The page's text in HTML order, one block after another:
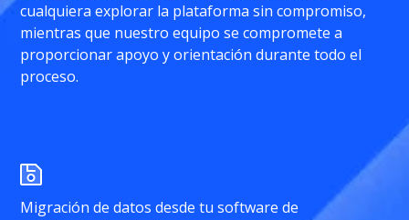
cualquiera explorar la plataforma sin compromiso,
mientras que nuestro equipo se compromete a
proporcionar apoyo y orientación durante todo el
proceso.
Migración de datos desde tu software de